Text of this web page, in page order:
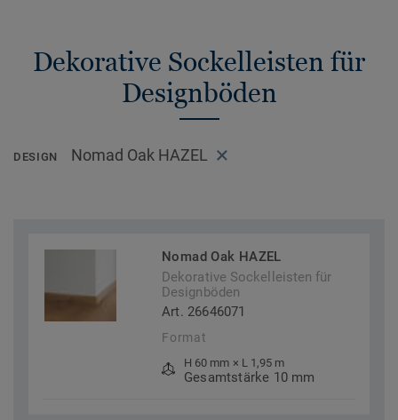
Dekorative Sockelleisten für
Designböden
DESIGN Nomad Oak HAZEL
Nomad Oak HAZEL
Dekorative Sockelleisten für
Designböden
Art. 26646071
Format
H 60 mm × L 1,95 m
Gesamtstärke 10 mm